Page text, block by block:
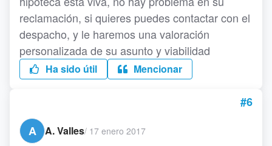
reclamación, si quieres puedes contactar con el
despacho, y le haremos una valoración
personalizada de su asunto y viabilidad
Ha sido útil Mencionar
#6
A
A. Valles/ 17 enero 2017